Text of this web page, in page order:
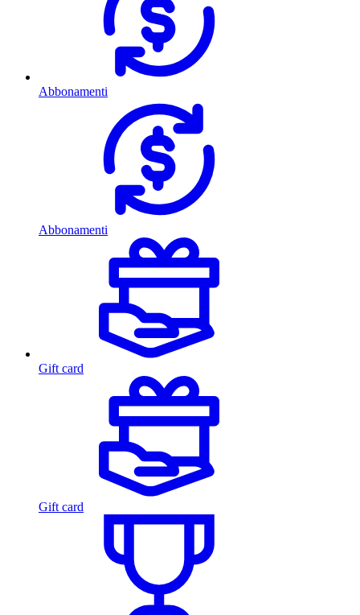
Abbonamenti
Abbonamenti
Gift card
Gift card